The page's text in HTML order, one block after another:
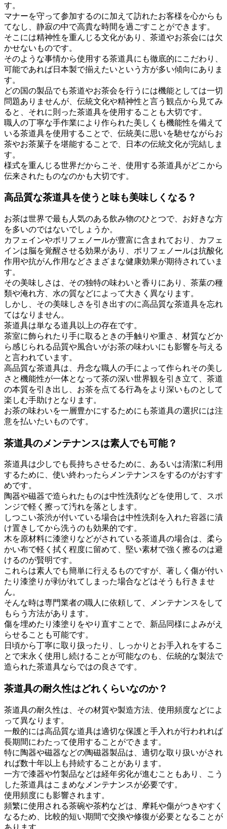
す。
マナーを守って参加するのに加えて訪れたお客様を心からも
てなし、静寂の中で高貴な時間を過ごすことができます。
そこには精神性を重んじる文化があり、茶道やお茶会には欠
かせないものです。
そのような事情から使用する茶道具にも徹底的にこだわり、
可能であれば日本製で揃えたいという方が多い傾向にありま
す。
どの国の製品でも茶道やお茶会を行うには機能としては一切
問題ありませんが、伝統文化や精神性と言う観点から見てみ
ると、それに則った茶道具を使用することも大切です。
職人の丁寧な手作業により作られた美しくも機能性を備えて
いる茶道具を使用することで、伝統美に思いを馳せながらお
茶やお茶菓子を堪能することで、日本の伝統文化が完結しま
す。
様式を重んじる世界だからこそ、使用する茶道具がどこから
伝来されたものなのかも大切です。
高品質な茶道具を使うと味も美味しくなる？
お茶は世界で最も人気のある飲み物のひとつで、お好きな方
を多いのではないでしょうか。
カフェインやポリフェノールが豊富に含まれており、カフェ
インは脳を覚醒させる効果があり、ポリフェノールは抗酸化
作用や抗がん作用などさまざまな健康効果が期待されていま
す。
その美味しさは、その独特の味わいと香りにあり、茶葉の種
類や淹れ方、水の質などによって大きく異なります。
しかし、その美味しさを引き出すのに高品質な茶道具を忘れ
てはなりません。
茶道具は単なる道具以上の存在です。
茶室に飾られたり手に取るときの手触りや重さ、材質などか
ら感じられる品質や風合いがお茶の味わいにも影響を与える
と言われています。
高品質な茶道具は、丹念な職人の手によって作られその美し
さと機能性が一体となって茶の深い世界観を引き立て、茶道
の本質を引き出し、お茶を点てる行為をより深いものとして
楽しむ手助けとなります。
お茶の味わいを一層豊かにするためにも茶道具の選択には注
意を払いたいものです。
茶道具のメンテナンスは素人でも可能？
茶道具は少しでも長持ちさせるために、あるいは清潔に利用
するために、使い終わったらメンテナンスをするのがおすす
めです。
陶器や磁器で造られたものは中性洗剤などを使用して、スポ
ンジで軽く擦って汚れを落とします。
しつこい茶渋が付いている場合は中性洗剤を入れた容器に漬
け置きしてから洗うのも効果的です。
木を原材料に漆塗りなどがされている茶道具の場合は、柔ら
かい布で軽く拭く程度に留めて、堅い素材で強く擦るのは避
けるのが賢明です。
これらは素人でも簡単に行えるものですが、著しく傷が付い
たり漆塗りが剥がれてしまった場合などはそうも行きませ
ん。
そんな時は専門業者の職人に依頼して、メンテナンスをして
もらう方法があります。
傷を埋めたり漆塗りをやり直すことで、新品同様によみがえ
らせることも可能です。
日頃から丁寧に取り扱ったり、しっかりとお手入れをするこ
とで末永く使用し続けることが可能なのも、伝統的な製法で
造られた茶道具ならではの良さです。
茶道具の耐久性はどれくらいなのか？
茶道具の耐久性は、その材質や製造方法、使用頻度などによ
って異なります。
一般的には高品質な道具は適切な保護と手入れが行われれば
長期間にわたって使用することができます。
特に陶器や磁器などの陶磁器製品は、適切な取り扱いがされ
れば数十年以上も持続することがあります。
一方で漆器や竹製品などは経年劣化が進むこともあり、こう
した茶道具はこまめなメンテナンスが必要です。
使用頻度にも影響されます。
頻繁に使用される茶碗や茶杓などは、摩耗や傷がつきやすく
なるため、比較的短い期間で交換や修復が必要となることが
あります。